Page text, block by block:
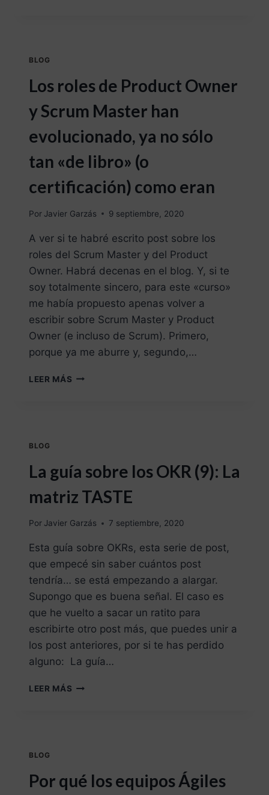
BLOG
Los roles de Product Owner
y Scrum Master han
evolucionado, ya no sólo
tan «de libro» (o
certificación) como eran
Por Javier Garzás 9 septiembre, 2020
A ver si te habré escrito post sobre los
roles del Scrum Master y del Product
Owner. Habrá decenas en el blog. Y, si te
soy totalmente sincero, para este «curso»
me había propuesto apenas volver a
escribir sobre Scrum Master y Product
Owner (e incluso de Scrum). Primero,
porque ya me aburre y, segundo,…
LEER MÁS
BLOG
La guía sobre los OKR (9): La
matriz TASTE
Por Javier Garzás 7 septiembre, 2020
Esta guía sobre OKRs, esta serie de post,
que empecé sin saber cuántos post
tendría… se está empezando a alargar.
Supongo que es buena señal. El caso es
que he vuelto a sacar un ratito para
escribirte otro post más, que puedes unir a
los post anteriores, por si te has perdido
alguno: La guía…
LEER MÁS
BLOG
Por qué los equipos Ágiles